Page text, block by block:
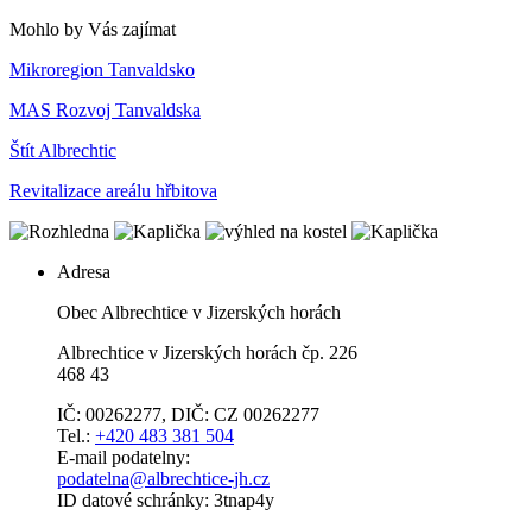
Mohlo by Vás zajímat
Mikroregion Tanvaldsko
MAS Rozvoj Tanvaldska
Štít Albrechtic
Revitalizace areálu hřbitova
Adresa
Obec Albrechtice v Jizerských horách
Albrechtice v Jizerských horách čp. 226
468 43
IČ: 00262277, DIČ: CZ 00262277
Tel.: +420 483 381 504
E-mail podatelny:
podatelna@albrechtice-jh.cz
ID datové schránky: 3tnap4y